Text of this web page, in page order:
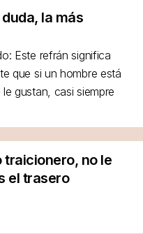
la más
Este refrán significa
que si un hombre está
gustan, casi siempre
traicionero, no le
el trasero